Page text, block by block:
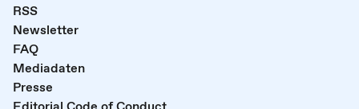
RSS
Newsletter
FAQ
Mediadaten
Presse